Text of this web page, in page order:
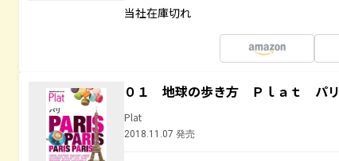
当社在庫切れ
０１ 地球の歩き方 Ｐｌａｔ パリ
Plat
2018.11.07 発売